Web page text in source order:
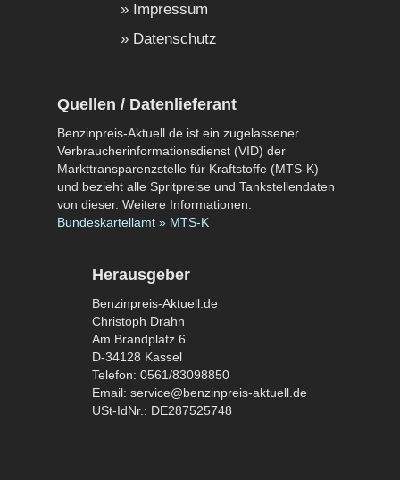
Impressum
Datenschutz
Quellen / Datenlieferant
Benzinpreis-Aktuell.de ist ein zugelassener
Verbraucherinformationsdienst (VID) der
Markttransparenzstelle für Kraftstoffe (MTS-K)
und bezieht alle Spritpreise und Tankstellendaten
von dieser. Weitere Informationen:
Bundeskartellamt » MTS-K
Herausgeber
Benzinpreis-Aktuell.de
Christoph Drahn
Am Brandplatz 6
D-34128 Kassel
Telefon: 0561/83098850
Email: service@benzinpreis-aktuell.de
USt-IdNr.: DE287525748